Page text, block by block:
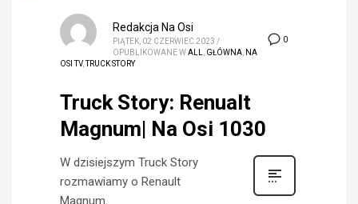
0
Redakcja Na Osi
PIĄTEK, 02 CZERWIEC 2023 /
OPUBLIKOWANE WALL GŁÓWNA NA
OSI TV,TRUCK STORY
Truck Story: Renualt
Magnum| Na Osi 1030
W dzisiejszym Truck Story
rozmawiamy o Renault
Magnum.